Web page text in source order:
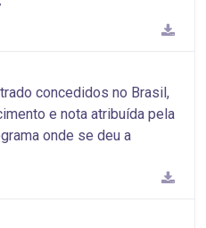
concedidos no Brasil,
e nota atribuída pela
onde se deu a